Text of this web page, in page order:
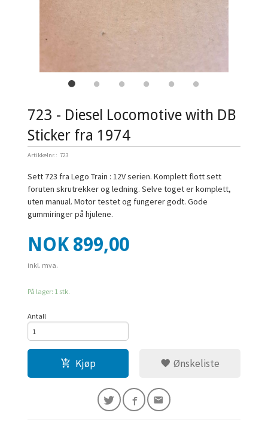
723 - Diesel Locomotive with DB
Sticker fra 1974
Artikkelnr.: 723
Sett 723 fra Lego Train : 12V serien. Komplett flott sett
foruten skrutrekker og ledning. Selve toget er komplett,
uten manual. Motor testet og fungerer godt. Gode
gummiringer på hjulene.
Pris
NOK 899,00
inkl. mva.
På lager: 1 stk.
Antall
Kjøp Ønskeliste